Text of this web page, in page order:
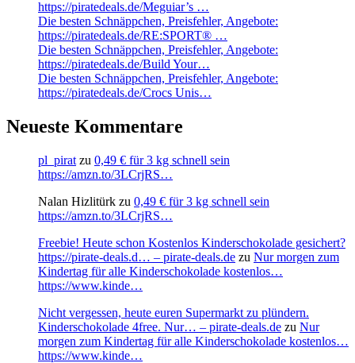
https://piratedeals.de/Meguiar’s …
Die besten Schnäppchen, Preisfehler, Angebote:
https://piratedeals.de/RE:SPORT® …
Die besten Schnäppchen, Preisfehler, Angebote:
https://piratedeals.de/Build Your…
Die besten Schnäppchen, Preisfehler, Angebote:
https://piratedeals.de/Crocs Unis…
Neueste Kommentare
pl_pirat zu 0,49 € für 3 kg schnell sein
https://amzn.to/3LCrjRS…
Nalan Hizlitürk zu 0,49 € für 3 kg schnell sein
https://amzn.to/3LCrjRS…
Freebie! Heute schon Kostenlos Kinderschokolade gesichert?
https://pirate-deals.d… – pirate-deals.de zu Nur morgen zum
Kindertag für alle Kinderschokolade kostenlos…
https://www.kinde…
Nicht vergessen, heute euren Supermarkt zu plündern.
Kinderschokolade 4free. Nur… – pirate-deals.de zu Nur
morgen zum Kindertag für alle Kinderschokolade kostenlos…
https://www.kinde…